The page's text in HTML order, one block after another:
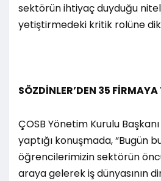
sektörün ihtiyaç duyduğu
yetiştirmedeki kritik rolüne
SÖZDİNLER’DEN 35 FİRMAYA
ÇOSB Yönetim Kurulu
yaptığı konuşmada, “Bugün
öğrencilerimizin sektörün
araya gelerek iş dünyasının